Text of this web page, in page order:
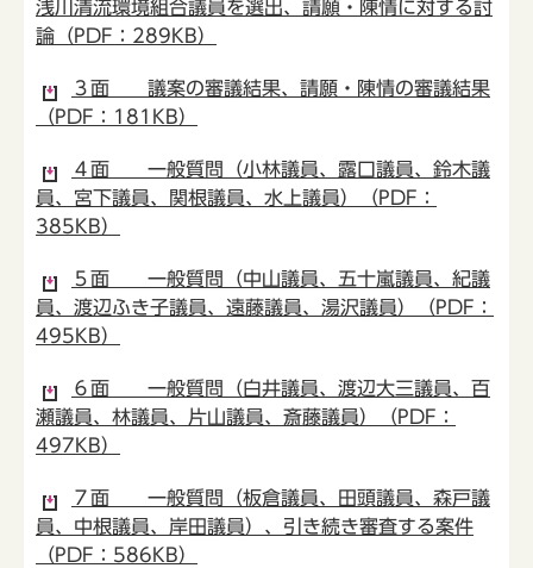
浅川清流環境組合議員を選出、請願・陳情に対する討
論（PDF：289KB）
３面 議案の審議結果、請願・陳情の審議結果
（PDF：181KB）
４面 一般質問（小林議員、露口議員、鈴木議
員、宮下議員、関根議員、水上議員）（PDF：
385KB）
５面 一般質問（中山議員、五十嵐議員、紀議
員、渡辺ふき子議員、遠藤議員、湯沢議員）（PDF：
495KB）
６面 一般質問（白井議員、渡辺大三議員、百
瀬議員、林議員、片山議員、斎藤議員）（PDF：
497KB）
７面 一般質問（板倉議員、田頭議員、森戸議
員、中根議員、岸田議員）、引き続き審査する案件
（PDF：586KB）